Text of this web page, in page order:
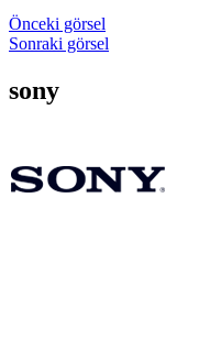
Önceki görsel
Sonraki görsel
sony